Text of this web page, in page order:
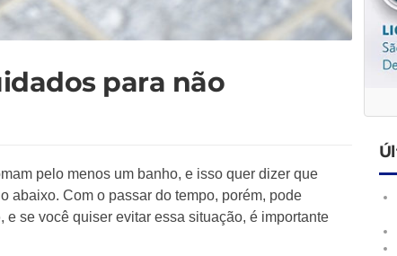
para não
pelo menos um banho, e isso quer dizer que
abaixo. Com o passar do tempo, porém, pode
, e se você quiser evitar essa situação, é importante